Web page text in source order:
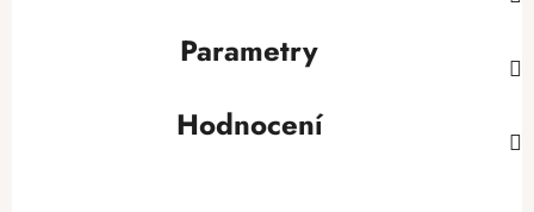
Parametry
Hodnocení